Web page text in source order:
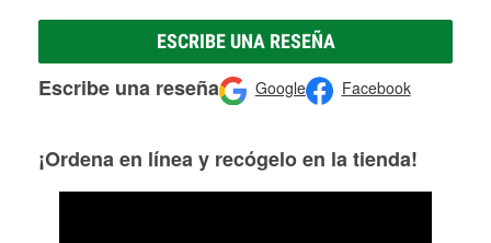
ESCRIBE UNA RESEÑA
Escribe una reseña Google Facebook
¡Ordena en línea y recógelo en la tienda!